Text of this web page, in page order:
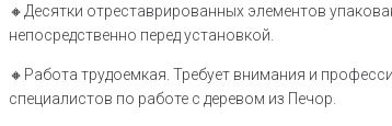
🔸Десятки отреставрированных элементов
непосредственно перед установкой.
🔸Работа трудоемкая. Требует внимания и
специалистов по работе с деревом из Печор.